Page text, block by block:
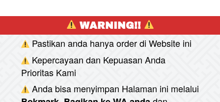
WARNING!!
Pastikan anda hanya order di Website ini
Kepercayaan dan Kepuasan Anda
Prioritas Kami
Anda bisa menyimpan Halaman ini melalui